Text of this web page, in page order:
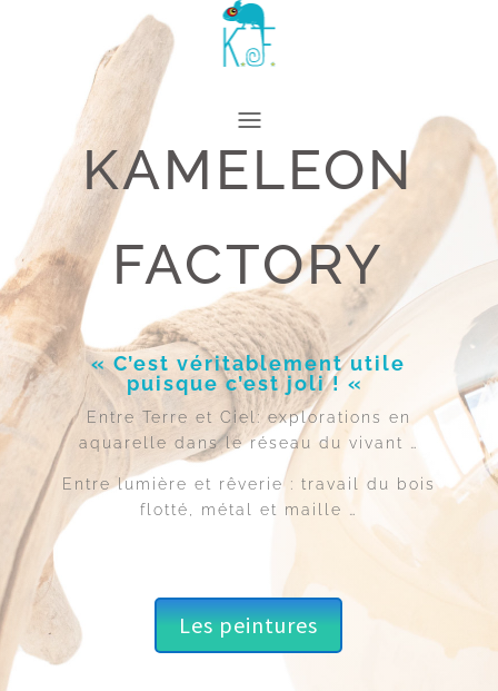
KAMELEON
FACTORY
« C’est véritablement utile
puisque c’est joli ! «
Entre Terre et Ciel: explorations en
aquarelle dans le réseau du vivant …
Entre lumière et rêverie : travail du bois
flotté, métal et maille …
Les peintures